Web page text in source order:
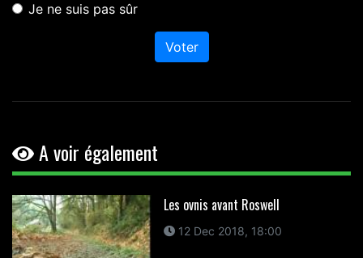
Je ne suis pas sûr
Voter
A voir également
Les ovnis avant Roswell
12 Dec 2018, 18:00